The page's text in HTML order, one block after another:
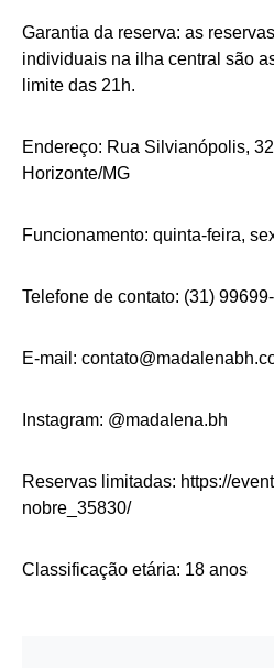
Garantia da reserva: as
individuais na ilha central são
limite das 21h.
Endereço: Rua Silvianópolis,
Horizonte/MG
Funcionamento: quinta-feira,
Telefone de contato: (31)
E-mail:
Instagram: @madalena.bh
Reservas limitadas: https://
nobre_35830/
Classificação etária: 18 anos